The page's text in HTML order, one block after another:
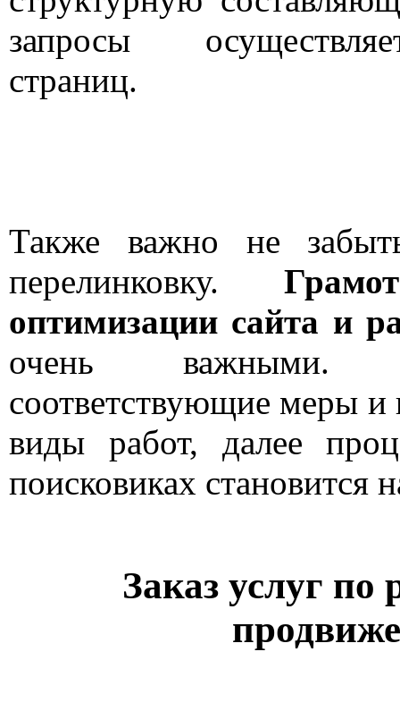
запросы
страниц.
Также важно не
перелинковку.
оптимизации сайта и
очень важными.
соответствующие меры
виды работ, далее
поисковиках становится
Заказ услуг по